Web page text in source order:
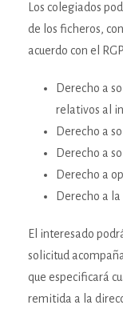
Los colegiados
de los ficheros,
acuerdo con el
Derecho a
relativos al
Derecho a
Derecho a
Derecho a
Derecho a
El interesado
solicitud
que especificará
remitida a la